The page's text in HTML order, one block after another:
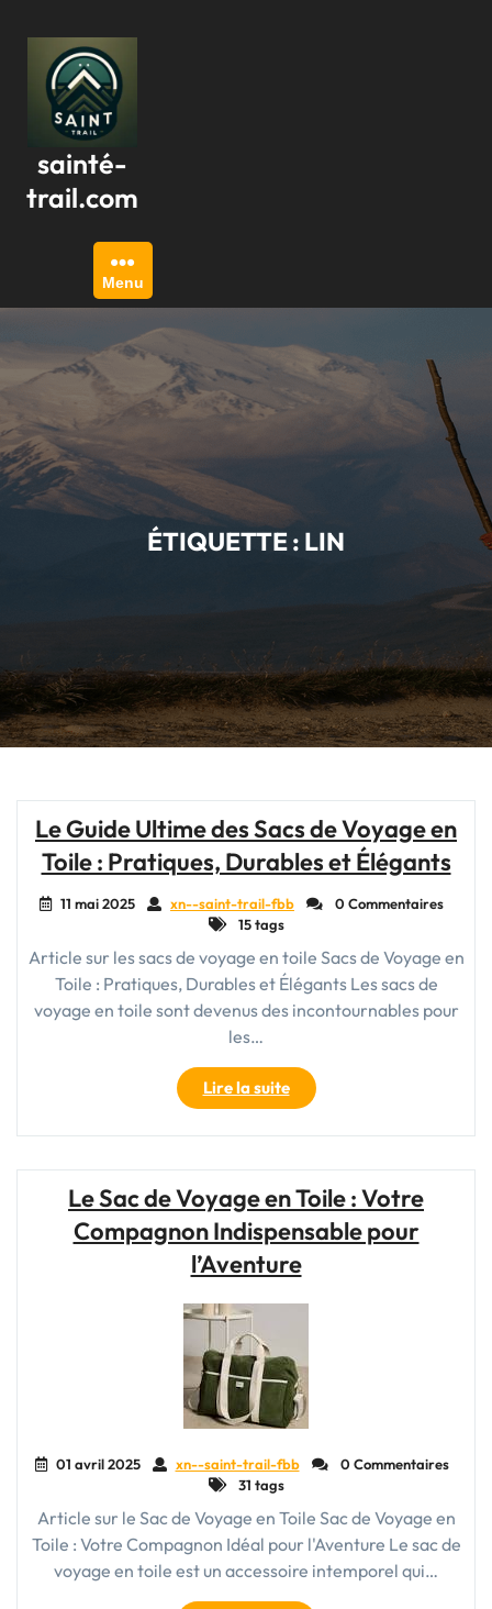
contenu
sainté-
trail.com
Menu
ÉTIQUETTE : LIN
Le Guide Ultime des Sacs de Voyage en
Toile : Pratiques, Durables et Élégants
11 mai 2025 xn--saint-trail-fbb
0 Commentaires
15 tags
Article sur les sacs de voyage en toile Sacs de Voyage en
Toile : Pratiques, Durables et Élégants Les sacs de
voyage en toile sont devenus des incontournables pour
les…
Lire la suite"Le
Guide
Ultime
de
Voyage
en
Toile
:
Durables
et
Élégants"
Le Sac de Voyage en Toile : Votre
Compagnon Indispensable pour
l’Aventure
01 avril 2025 xn--saint-trail-fbb
0 Commentaires
31 tags
Article sur le Sac de Voyage en Toile Sac de Voyage en
Toile : Votre Compagnon Idéal pour l'Aventure Le sac de
voyage en toile est un accessoire intemporel qui…